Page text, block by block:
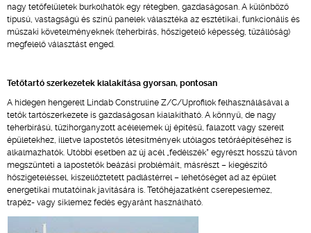
nagy tetőfelületek burkolhatók egy rétegben, gazdaságosan. A különböző
típusú, vastagságú és színű panelek választéka az esztétikai, funkcionális és
műszaki követelményeknek (teherbírás, hőszigetelő képesség, tűzállóság)
megfelelő választást enged.
Tetőtartó szerkezetek kialakítása gyorsan, pontosan
A hidegen hengerelt Lindab Construline Z/C/Uprofilok felhasználásával a
tetők tartószerkezete is gazdaságosan kialakítható. A könnyű, de nagy
teherbírású, tűzihorganyzott acélelemek új építésű, falazott vagy szerelt
épületekhez, illetve lapostetős létesítmények utólagos tetőráépítéséhez is
alkalmazhatók. Utóbbi esetben az új acél „fedélszék” egyrészt hosszú távon
megszünteti a lapostetők beázási problémáit, másrészt – kiegészítő
hőszigeteléssel, kiszellőztetett padlástérrel – lehetőséget ad az épület
energetikai mutatóinak javítására is. Tetőhéjazatként cserepeslemez,
trapéz- vagy síklemez fedés egyaránt használható.